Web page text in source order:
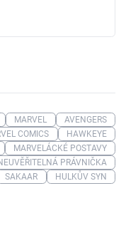
MARVEL
AVENGERS
COMICS
HAWKEYE
MARVELÁCKÉ POSTAVY
PRÁVNIČKA
SAKAAR HULKŮV SYN